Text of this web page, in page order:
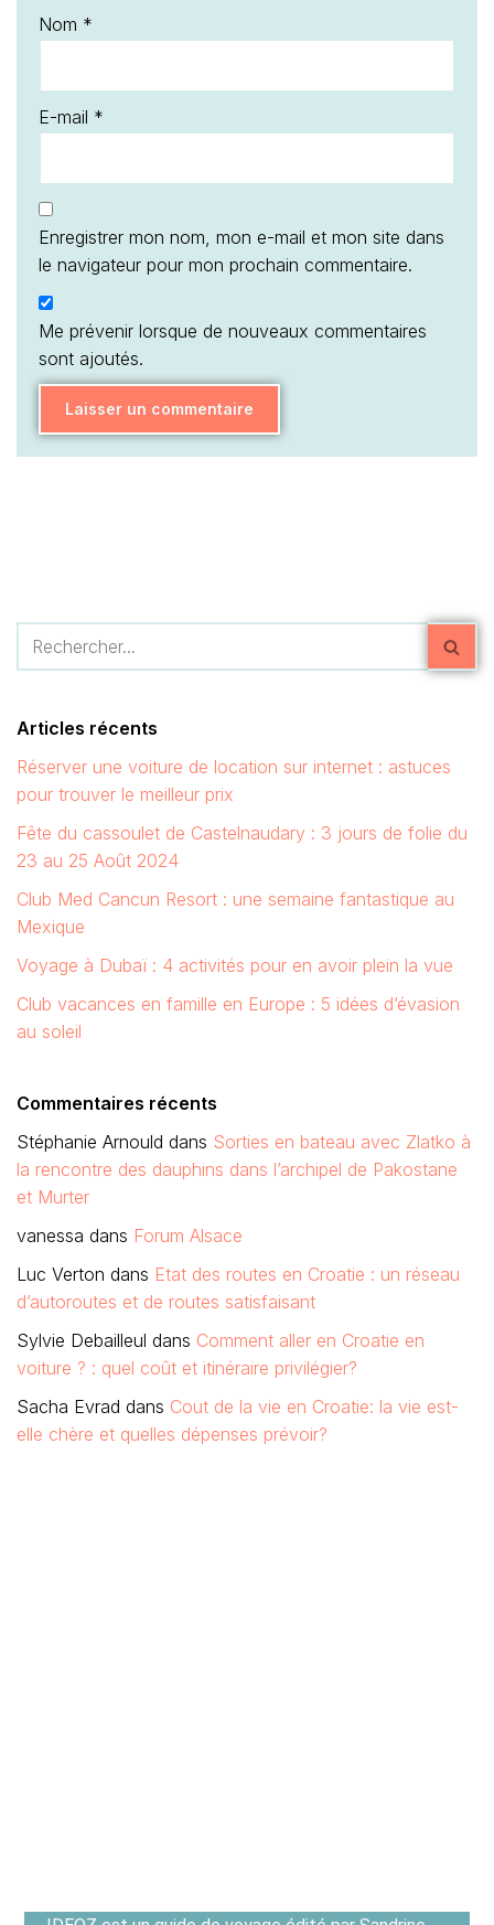
Nom *
E-mail *
Enregistrer mon nom, mon e-mail et mon site dans
le navigateur pour mon prochain commentaire.
Me prévenir lorsque de nouveaux commentaires
sont ajoutés.
Articles récents
Réserver une voiture de location sur internet : astuces
pour trouver le meilleur prix
Fête du cassoulet de Castelnaudary : 3 jours de folie du
23 au 25 Août 2024
Club Med Cancun Resort : une semaine fantastique au
Mexique
Voyage à Dubaï : 4 activités pour en avoir plein la vue
Club vacances en famille en Europe : 5 idées d’évasion
au soleil
Commentaires récents
Stéphanie Arnould dans Sorties en bateau avec Zlatko à
la rencontre des dauphins dans l’archipel de Pakostane
et Murter
vanessa dans Forum Alsace
Luc Verton dans Etat des routes en Croatie : un réseau
d’autoroutes et de routes satisfaisant
Sylvie Debailleul dans Comment aller en Croatie en
voiture ? : quel coût et itinéraire privilégier?
Sacha Evrad dans Cout de la vie en Croatie: la vie est-
elle chère et quelles dépenses prévoir?